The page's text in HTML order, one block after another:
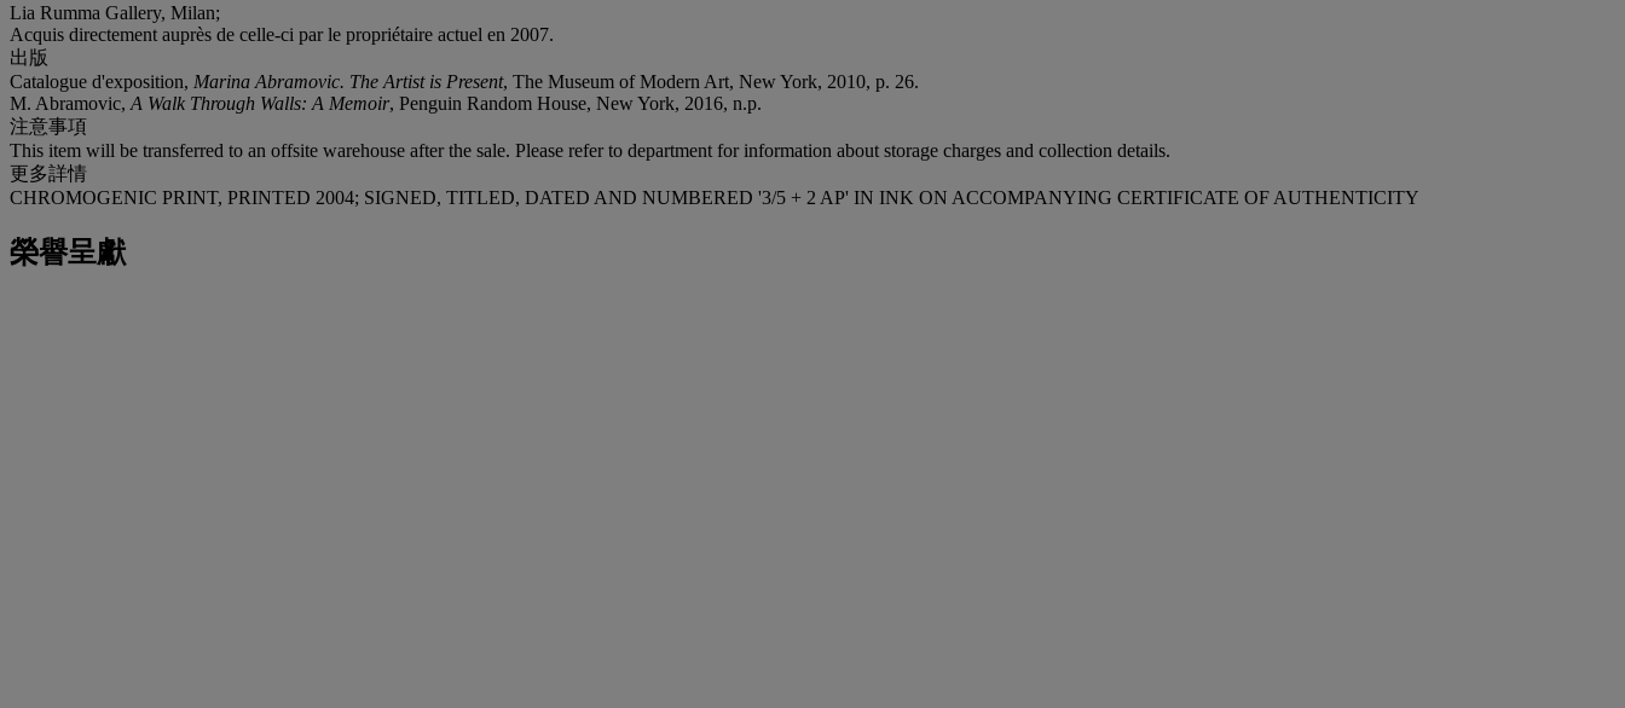
Lia Rumma Gallery, Milan;
Acquis directement auprès de celle-ci par le propriétaire actuel en 2007.
出版
Catalogue d'exposition, Marina Abramovic. The Artist is Present, The Museum of Modern Art, New York, 2010, p. 26.
M. Abramovic, A Walk Through Walls: A Memoir, Penguin Random House, New York, 2016, n.p.
注意事項
This item will be transferred to an offsite warehouse after the sale. Please refer to department for information about storage charges and collection details.
更多詳情
CHROMOGENIC PRINT, PRINTED 2004; SIGNED, TITLED, DATED AND NUMBERED '3/5 + 2 AP' IN INK ON ACCOMPANYING CERTIFICATE OF AUTHENTICITY
榮譽呈獻